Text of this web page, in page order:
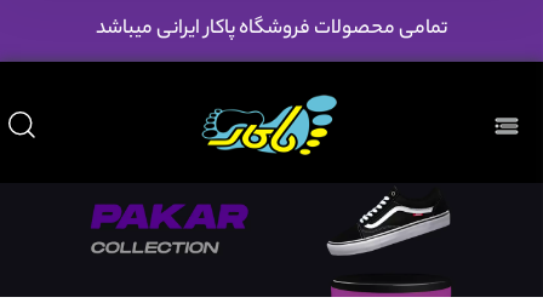
تمامی محصولات فروشگاه پاکار ایرانی میباشد